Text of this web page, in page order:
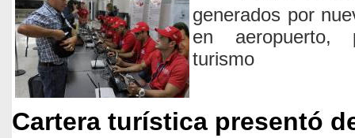
generados por
en aeropuerto,
turismo
Cartera turística presentó